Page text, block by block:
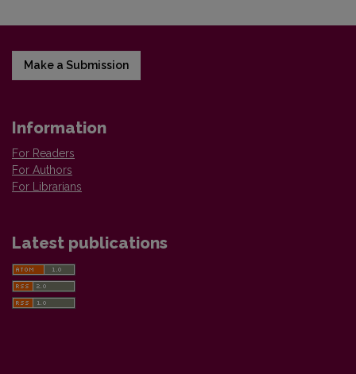
Make a Submission
Information
For Readers
For Authors
For Librarians
Latest publications